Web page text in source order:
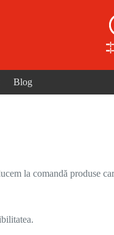
Blog
la comandă produse